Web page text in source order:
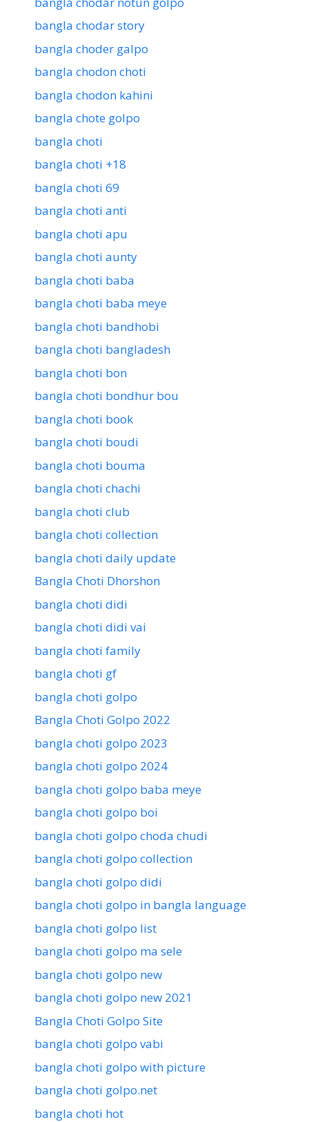
bangla chodar story
bangla choder galpo
bangla chodon choti
bangla chodon kahini
bangla chote golpo
bangla choti
bangla choti +18
bangla choti 69
bangla choti anti
bangla choti apu
bangla choti aunty
bangla choti baba
bangla choti baba meye
bangla choti bandhobi
bangla choti bangladesh
bangla choti bon
bangla choti bondhur bou
bangla choti book
bangla choti boudi
bangla choti bouma
bangla choti chachi
bangla choti club
bangla choti collection
bangla choti daily update
Bangla Choti Dhorshon
bangla choti didi
bangla choti didi vai
bangla choti family
bangla choti gf
bangla choti golpo
Bangla Choti Golpo 2022
bangla choti golpo 2023
bangla choti golpo 2024
bangla choti golpo baba meye
bangla choti golpo boi
bangla choti golpo choda chudi
bangla choti golpo collection
bangla choti golpo didi
bangla choti golpo in bangla language
bangla choti golpo list
bangla choti golpo ma sele
bangla choti golpo new
bangla choti golpo new 2021
Bangla Choti Golpo Site
bangla choti golpo vabi
bangla choti golpo with picture
bangla choti golpo.net
bangla choti hot